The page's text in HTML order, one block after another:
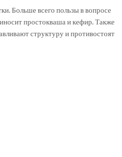
Больше всего пользы в вопросе
простокваша и кефир. Также
структуру и противостоят